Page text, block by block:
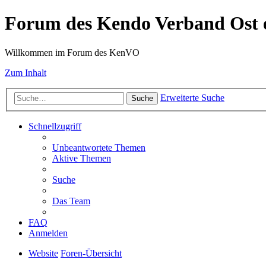
Forum des Kendo Verband Ost
Willkommen im Forum des KenVO
Zum Inhalt
Suche Erweiterte Suche
Schnellzugriff
Unbeantwortete Themen
Aktive Themen
Suche
Das Team
FAQ
Anmelden
Website Foren-Übersicht